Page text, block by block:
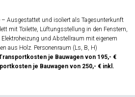
– Ausgestattet und isoliert als Tagesunterkunft
mit Toilette, Lüftungsstellung in den Fenstern,
und Abstellraum mit eigenem
aus Holz. Personenraum (Ls, B, H)
je Bauwagen von 195,- €
je Bauwagen von 250,- € inkl.